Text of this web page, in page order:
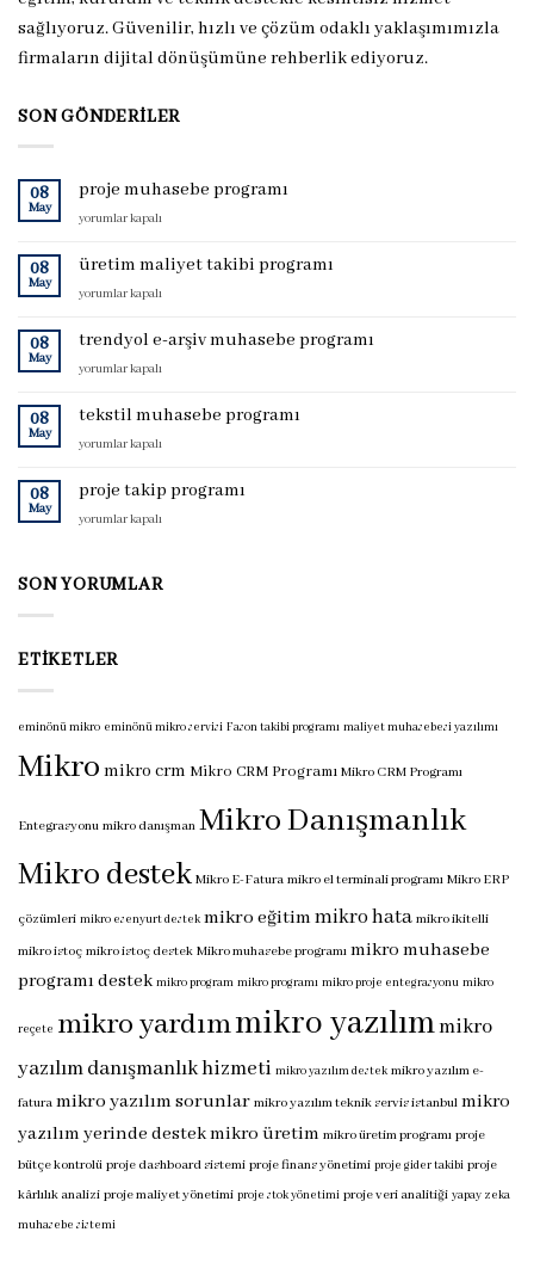
sağlıyoruz. Güvenilir, hızlı ve çözüm odaklı yaklaşımımızla
firmaların dijital dönüşümüne rehberlik ediyoruz.
SON GÖNDERILER
08
May
proje muhasebe programı
proje
programı
yorumlar kapalı
08
May
üretim maliyet takibi programı
üretim
takibi
için
yorumlar kapalı
08
May
trendyol e-arşiv muhasebe programı
trendyol
arşiv
programı
yorumlar kapalı
08
May
tekstil muhasebe programı
tekstil
programı
yorumlar kapalı
08
May
proje takip programı
proje
için
yorumlar kapalı
SON YORUMLAR
ETIKETLER
eminönü mikro eminönü mikro servisi Fason takibi programı maliyet muhasebesi yazılımı
Mikro mikro crm Mikro CRM Programı Mikro CRM Programı
Entegrasyonu mikro danışman Mikro Danışmanlık
Mikro destek Mikro E-Fatura mikro el terminali programı Mikro ERP
çözümleri mikro esenyurt destek mikro eğitimmikro hata mikro ikitelli
mikro istoç mikro istoç destek Mikro muhasebe programı mikro muhasebe
programı destek mikro program mikro programı mikro proje entegrasyonu mikro
reçete mikro yardımmikro yazılımmikro
yazılım danışmanlık hizmeti mikro yazılım destek mikro yazılım e-
fatura mikro yazılım sorunlar mikro yazılım teknik servis istanbul mikro
yazılım yerinde destekmikro üretim mikro üretim programı proje
bütçe kontrolü proje dashboard sistemi proje finans yönetimi proje gider takibi proje
kârlılık analizi proje maliyet yönetimi proje stok yönetimi proje veri analitiği yapay zeka
muhasebe sistemi